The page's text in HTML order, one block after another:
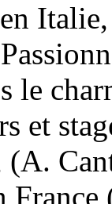
le
et
(A.